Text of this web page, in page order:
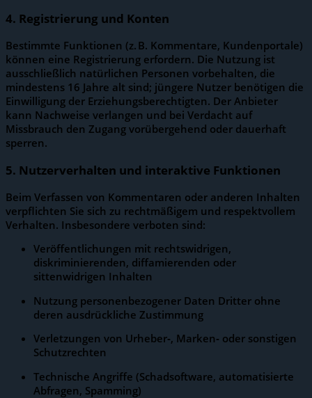
4. Registrierung und Konten
Bestimmte Funktionen (z. B. Kommentare, Kunden­portale)
können eine Registrierung erfordern. Die Nutzung ist
ausschließlich natürlichen Personen vorbehalten, die
mindestens 16 Jahre alt sind; jüngere Nutzer benötigen die
Einwilligung der Erziehungs­berechtigten. Der Anbieter
kann Nachweise verlangen und bei Verdacht auf
Missbrauch den Zugang vorübergehend oder dauerhaft
sperren.
5. Nutzerverhalten und interaktive Funktionen
Beim Verfassen von Kommentaren oder anderen Inhalten
verpflichten Sie sich zu rechtmäßigem und respektvollem
Verhalten. Insbesondere verboten sind:
Veröffentlichungen mit rechtswidrigen,
diskriminierenden, diffamierenden oder
sittenwidrigen Inhalten
Nutzung personenbezogener Daten Dritter ohne
deren ausdrückliche Zustimmung
Verletzungen von Urheber‑, Marken‑ oder sonstigen
Schutzrechten
Technische Angriffe (Schadsoftware, automatisierte
Abfragen, Spamming)